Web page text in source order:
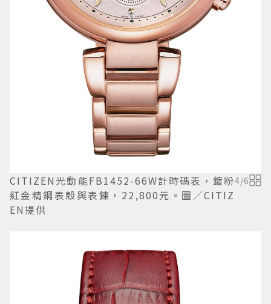
CITIZEN光動能FB1452-66W計時碼表，鍍粉
紅金精鋼表殼與表鍊，22,800元。圖／CITIZ
EN提供
4/6